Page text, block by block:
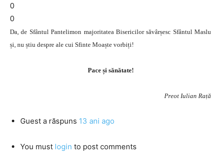
0
0
Da, de Sfântul Pantelimon majoritatea Bisericilor săvârșesc Sfântul Maslu
și, nu știu despre ale cui Sfinte Moaște vorbiți!
Pace și sănătate!
Preot Iulian Rață
Guest a răspuns 13 ani ago
You must login to post comments